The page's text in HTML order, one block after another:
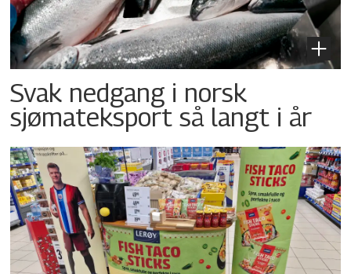
Svak nedgang i norsk
sjømateksport så langt i år